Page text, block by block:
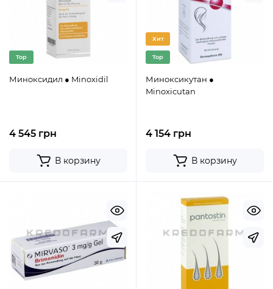
Top
Миноксидил ● Minoxidil
4 545 грн
В корзину
Хит
Top
Миноксикутан ●
Minoxicutan
4 154 грн
В корзину